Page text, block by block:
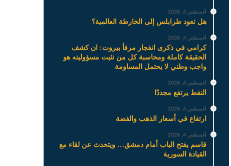
أغسطس 4, 2026
هل تعود طرابلس إلى الخارطة العالمية؟
أغسطس 4, 2026
كرامي في ذكرى انفجار مرفأ بيروت: ان كشف
الحقيقة كاملة ومحاسبة كل من تثبت مسؤوليته هو
واجب وطني لا يحتمل المساومة
أغسطس 4, 2026
النفط يرتفع مجددًا
أغسطس 4, 2026
ارتفاع في أسعار الذهب والفضة
أغسطس 4, 2026
قاسم يفتح الباب أمام دمشق… ويتحدث عن لقاء مع
القيادة السورية